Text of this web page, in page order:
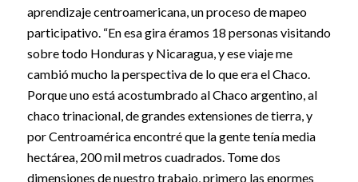
aprendizaje centroamericana, un proceso de mapeo
participativo. “En esa gira éramos 18 personas visitando
sobre todo Honduras y Nicaragua, y ese viaje me
cambió mucho la perspectiva de lo que era el Chaco.
Porque uno está acostumbrado al Chaco argentino, al
chaco trinacional, de grandes extensiones de tierra, y
por Centroamérica encontré que la gente tenía media
hectárea, 200 mil metros cuadrados. Tome dos
dimensiones de nuestro trabajo, primero las enormes